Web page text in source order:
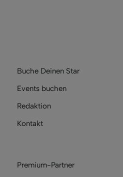
Buche Deinen Star
Events buchen
Redaktion
Kontakt
Premium-Partner